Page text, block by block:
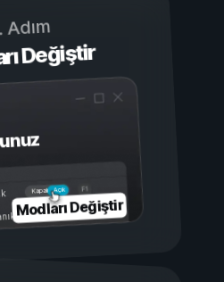
Adım
Değiştir
Açık
Kapalı
Modları Değiştir